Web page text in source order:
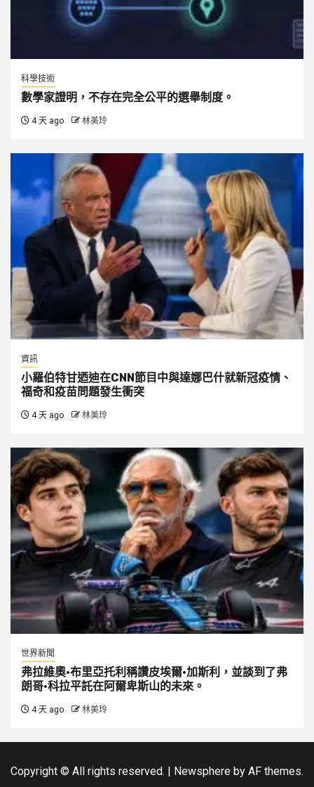
科學技術
數學家證明，不存在完全公平的選舉制度。
4 天 ago 林美玲
資訊
小羅伯特甘迺迪在CNN節目中與達娜巴什就新冠疫情、
福奇和疫苗問題發生衝突
4 天 ago 林美玲
世界新聞
弗拉維奧·布里亞托利稱讚皮埃爾·加斯利，並談到了弗
朗哥·科拉平託在阿爾卑斯山的未來。
4 天 ago 林美玲
Copyright © All rights reserved. | Newsphere by AF themes.